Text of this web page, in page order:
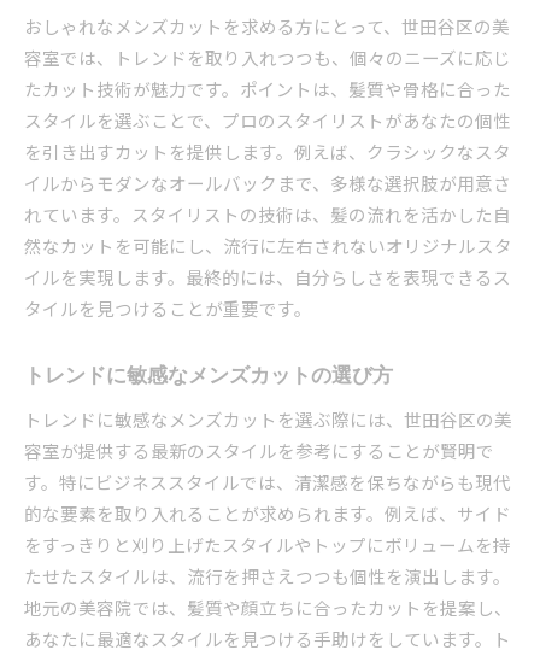
おしゃれなメンズカットを求める方にとって、世田谷区の美
容室では、トレンドを取り入れつつも、個々のニーズに応じ
たカット技術が魅力です。ポイントは、髪質や骨格に合った
スタイルを選ぶことで、プロのスタイリストがあなたの個性
を引き出すカットを提供します。例えば、クラシックなスタ
イルからモダンなオールバックまで、多様な選択肢が用意さ
れています。スタイリストの技術は、髪の流れを活かした自
然なカットを可能にし、流行に左右されないオリジナルスタ
イルを実現します。最終的には、自分らしさを表現できるス
タイルを見つけることが重要です。
トレンドに敏感なメンズカットの選び方
トレンドに敏感なメンズカットを選ぶ際には、世田谷区の美
容室が提供する最新のスタイルを参考にすることが賢明で
す。特にビジネススタイルでは、清潔感を保ちながらも現代
的な要素を取り入れることが求められます。例えば、サイド
をすっきりと刈り上げたスタイルやトップにボリュームを持
たせたスタイルは、流行を押さえつつも個性を演出します。
地元の美容院では、髪質や顔立ちに合ったカットを提案し、
あなたに最適なスタイルを見つける手助けをしています。ト